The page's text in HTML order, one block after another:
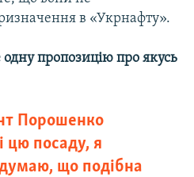
в «Укрнафту».
пропозицію про якусь
Порошенко
цю посаду, я
що подібна